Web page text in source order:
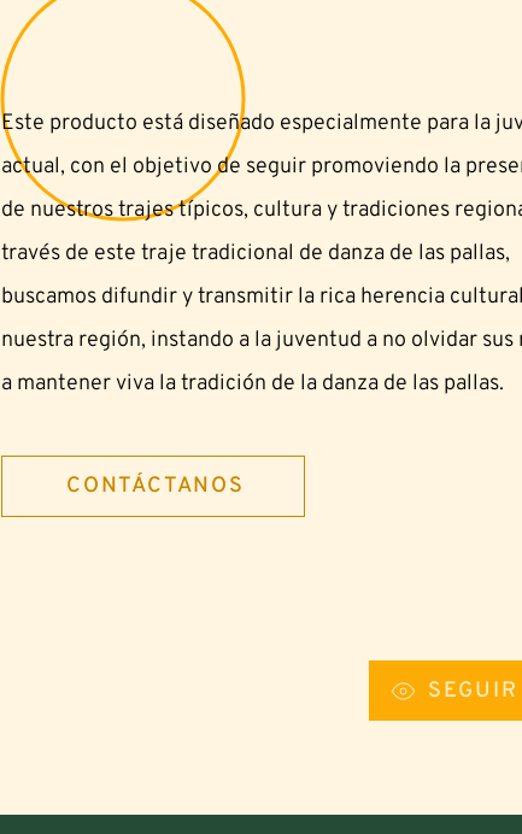
Este producto está diseñado especialmente para la
actual, con el objetivo de seguir promoviendo la
de nuestros trajes típicos, cultura y tradiciones
través de este traje tradicional de danza de las pallas,
buscamos difundir y transmitir la rica herencia
nuestra región, instando a la juventud a no olvidar sus
a mantener viva la tradición de la danza de las pallas.
CONTÁCTANOS